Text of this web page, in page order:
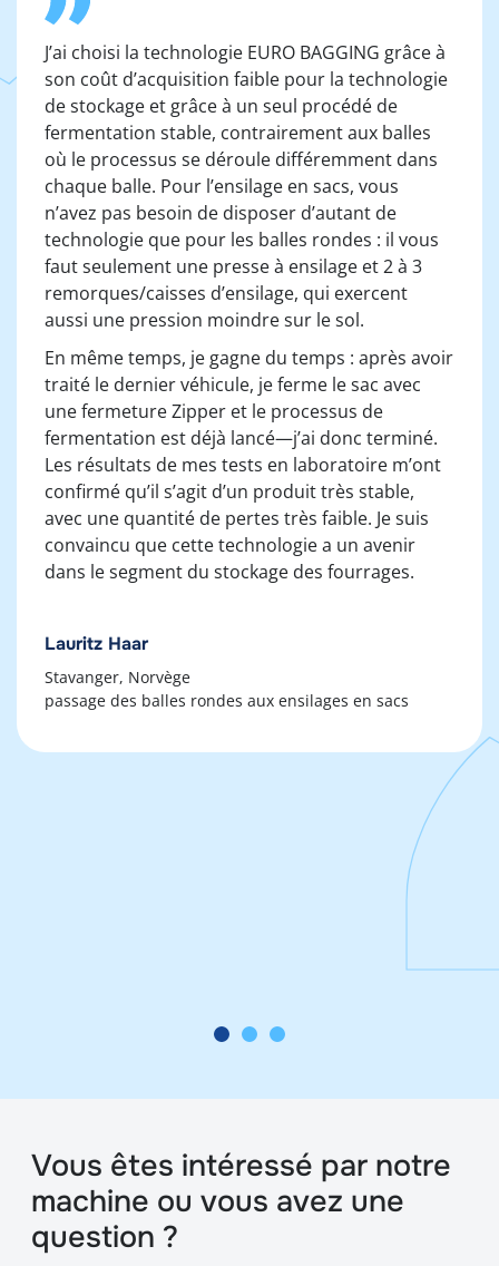
Lauritz Haar
Stavanger, Norvège
passage des balles rondes aux ensilages en sacs
J’ai choisi la technologie EURO BAGGING grâce à
son coût d’acquisition faible pour la technologie
de stockage et grâce à un seul procédé de
fermentation stable, contrairement aux balles
où le processus se déroule différemment dans
chaque balle. Pour l’ensilage en sacs, vous
n’avez pas besoin de disposer d’autant de
technologie que pour les balles rondes : il vous
faut seulement une presse à ensilage et 2 à 3
remorques/caisses d’ensilage, qui exercent
aussi une pression moindre sur le sol.
En même temps, je gagne du temps : après avoir
traité le dernier véhicule, je ferme le sac avec
une fermeture Zipper et le processus de
fermentation est déjà lancé—j’ai donc terminé.
Les résultats de mes tests en laboratoire m’ont
confirmé qu’il s’agit d’un produit très stable,
avec une quantité de pertes très faible. Je suis
convaincu que cette technologie a un avenir
dans le segment du stockage des fourrages.
Vous êtes intéressé par notre
machine ou vous avez une
question ?